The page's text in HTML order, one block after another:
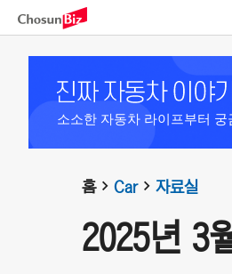
소소한 자동차 라이프부터
홈 Car 자료실
2025년 3